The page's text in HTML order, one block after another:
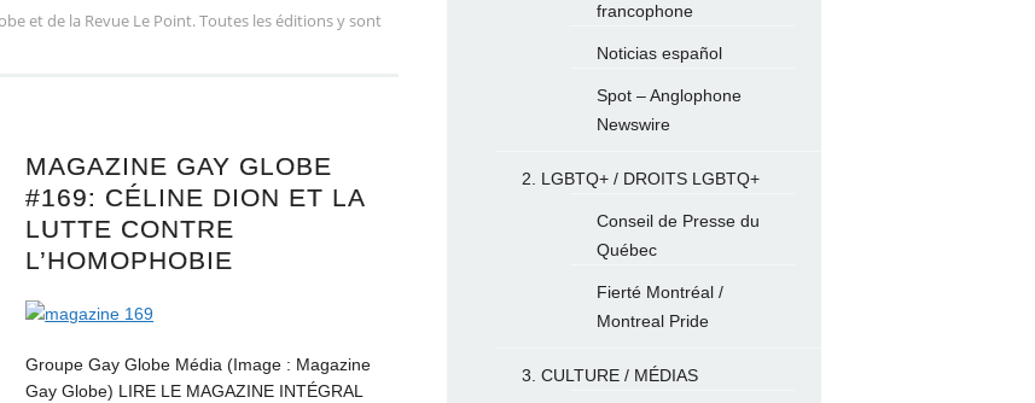
et de la Revue Le Point. Toutes les éditions y sont
MAGAZINE GAY GLOBE
#169: CÉLINE DION ET LA
LUTTE CONTRE
L’HOMOPHOBIE
Groupe Gay Globe Média (Image : Magazine
Gay Globe) LIRE LE MAGAZINE INTÉGRAL
francophone
Noticias español
Spot – Anglophone
Newswire
2. LGBTQ+ / DROITS LGBTQ+
Conseil de Presse du
Québec
Fierté Montréal /
Montreal Pride
3. CULTURE / MÉDIAS